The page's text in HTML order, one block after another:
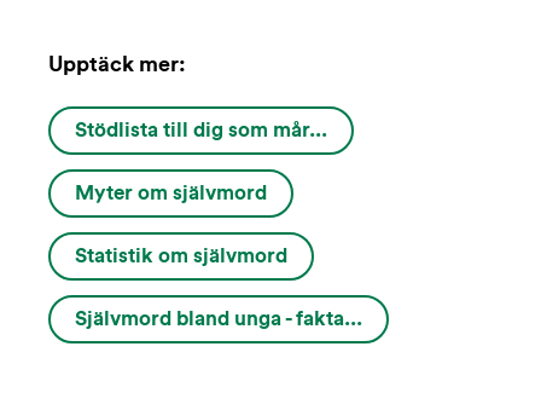
Upptäck mer:
Stödlista till dig som mår...
Myter om självmord
Statistik om självmord
Självmord bland unga - fakta...